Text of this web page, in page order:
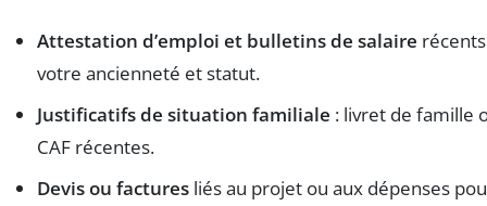
Attestation d’emploi et bulletins de salaire
votre ancienneté et statut.
Justificatifs de situation familiale : livret de famille
CAF récentes.
Devis ou factures liés au projet ou aux dépenses